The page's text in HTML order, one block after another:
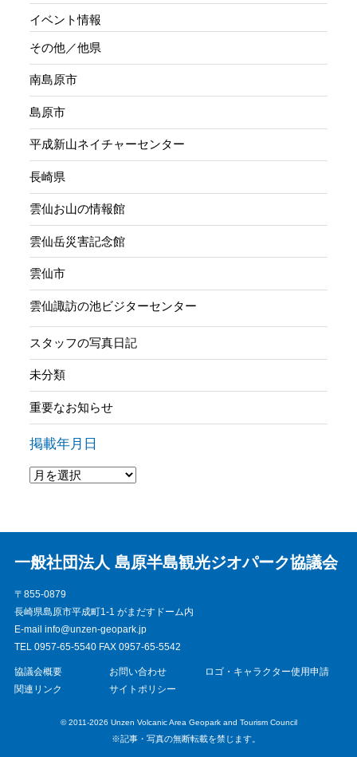
イベント情報
その他／他県
南島原市
島原市
平成新山ネイチャーセンター
長崎県
雲仙お山の情報館
雲仙岳災害記念館
雲仙市
雲仙諏訪の池ビジターセンター
スタッフの写真日記
未分類
重要なお知らせ
掲載年月日
協議会概要 お問い合わせ
ロゴ・キャラクター使用申請
関連リンク
サイトポリシー
© 2011-2026 Unzen Volcanic Area Geopark and Tourism Council
※記事・写真の無断転載を禁じます。
一般社団法人 島原半島観光ジオパーク協議会
〒855-0879
長崎県島原市平成町1-1 がまだすドーム内
E-mail info@unzen-geopark.jp
TEL 0957-65-5540 FAX 0957-65-5542